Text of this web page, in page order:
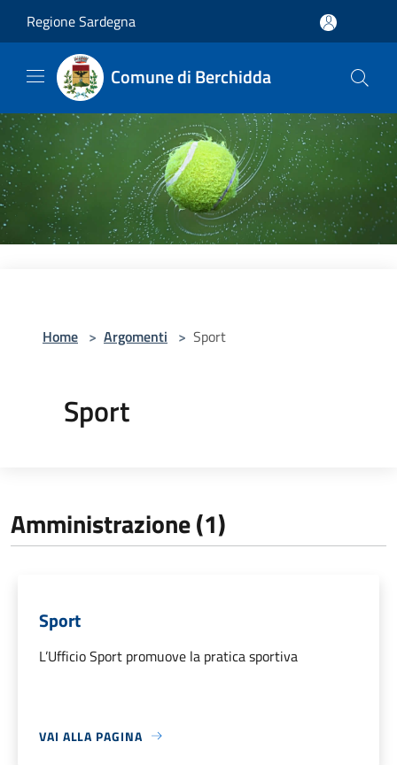
Regione Sardegna
Comune di Berchidda
Home > Argomenti > Sport
Sport
Amministrazione (1)
Sport
L’Ufficio Sport promuove la pratica sportiva
VAI ALLA PAGINA